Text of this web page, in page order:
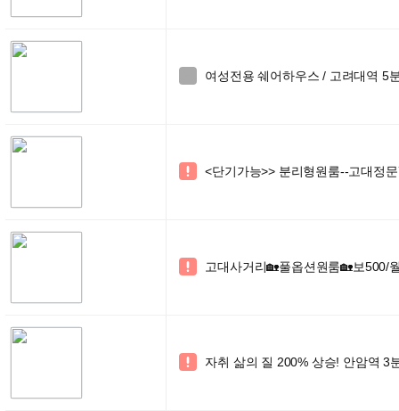
여성전용 쉐어하우스 / 고려대역 5
 <단기가능>> 분리형원룸--고대정
 고대사거리🏡풀옵션원룸🏡보500/
 자취 삶의 질 200% 상승! 안암역 3